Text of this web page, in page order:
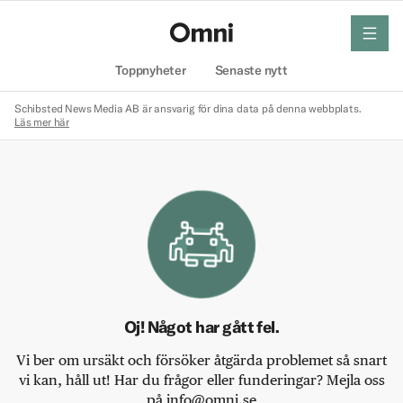
Toppnyheter Senaste nytt
meny
Schibsted News Media AB är ansvarig för dina data på denna webbplats.
Läs mer här
Oj! Något har gått fel.
Vi ber om ursäkt och försöker åtgärda problemet så snart
vi kan, håll ut! Har du frågor eller funderingar? Mejla oss